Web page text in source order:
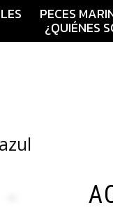
PECES
¿QUIÉNES